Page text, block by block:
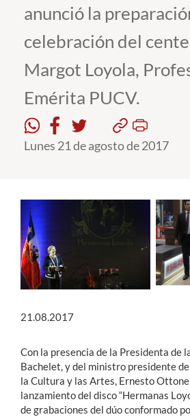
Admisión
Formación Continua
Funcionarios
Alumni
English
anunció la
celebración del
Margot Loyola,
Emérita PUCV.
Lunes 21 de agosto de 2017
21.08.2017
Con la presencia de la Presidenta de
Bachelet, y del ministro presidente
la Cultura y las Artes, Ernesto
lanzamiento del disco “Hermanas
de grabaciones del dúo conformado